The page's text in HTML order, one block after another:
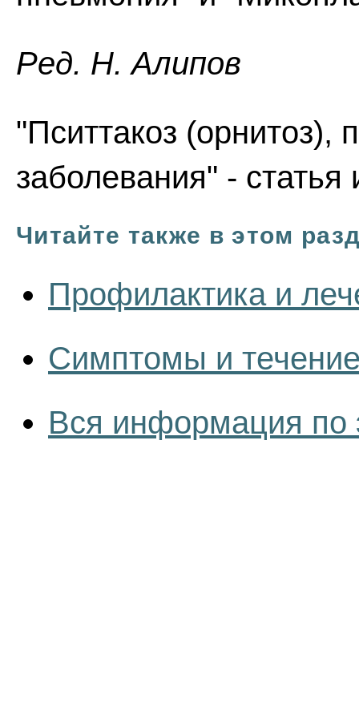
Ред. Н. Алипов
"Пситтакоз (орнитоз),
заболевания" -
Читайте также в этом
Профилактика и
Симптомы и течение
Вся информация по